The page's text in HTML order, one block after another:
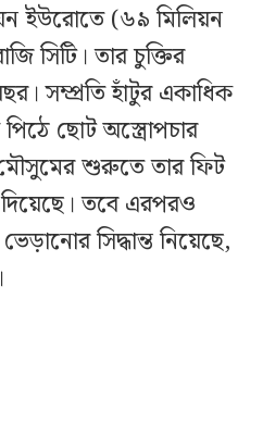
ইউরোতে (৬৯ মিলিয়ন
সিটি। তার চুক্তির
সম্প্রতি হাঁটুর একাধিক
ছোট অস্ত্রোপচার
শুরুতে তার ফিট
তবে এরপরও
সিদ্ধান্ত নিয়েছে,